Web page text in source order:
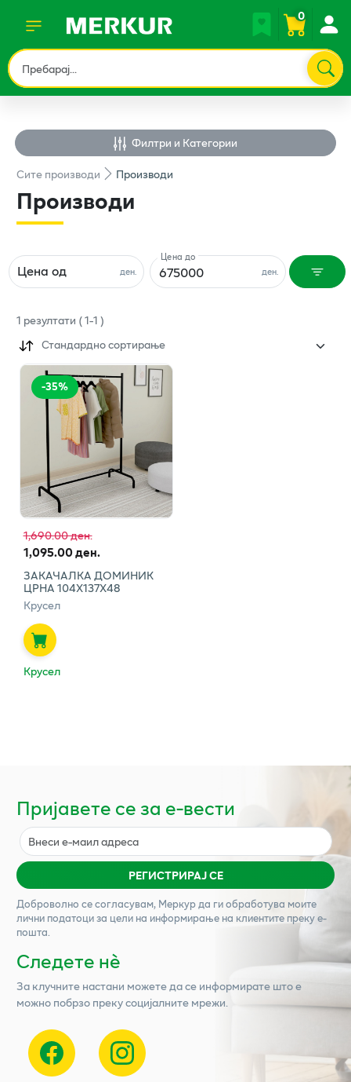
0
Филтри и Категории
Ситепроизводи Производи
Производи
ден.
Цена од ден.
Цена до
1 резултати (1-1)
Стандардно сортирање
-35%
1,690.00 ден.
1,095.00 ден.
ЗАКАЧАЛКА ДОМИНИК
ЦРНА 104Х137Х48
Крусел
Крусел
Пријавете се за е-вести
РЕГИСТРИРАЈ СЕ
Доброволно се согласувам, Меркурда ги обработува моите
лични податоци за цели на информирање на клиентите преку е-
пошта.
Следете нѐ
За клучните настани можете да се информирате што е
можно побрзо преку социјалните мрежи.